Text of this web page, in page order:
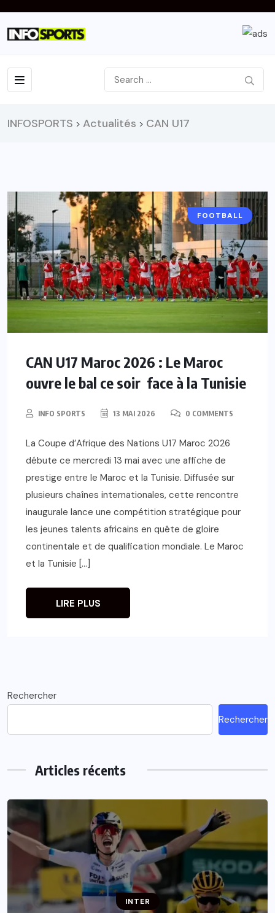
INFOSPORTS > Actualités > CAN U17
FOOTBALL
CAN U17 Maroc 2026 : Le Maroc
ouvre le bal ce soir face à la Tunisie
INFO SPORTS 13 MAI 2026 0 COMMENTS
La Coupe d’Afrique des Nations U17 Maroc 2026
débute ce mercredi 13 mai avec une affiche de
prestige entre le Maroc et la Tunisie. Diffusée sur
plusieurs chaînes internationales, cette rencontre
inaugurale lance une compétition stratégique pour
les jeunes talents africains en quête de gloire
continentale et de qualification mondiale. Le Maroc
et la Tunisie […]
LIRE PLUS
Rechercher
Rechercher
Articles récents
INTER